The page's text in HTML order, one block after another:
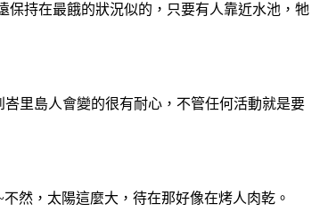
保持在最餓的狀況似的，只要有人靠近水池，牠
里島人會變的很有耐心，不管任何活動就是要
然，太陽這麼大，待在那好像在烤人肉乾。